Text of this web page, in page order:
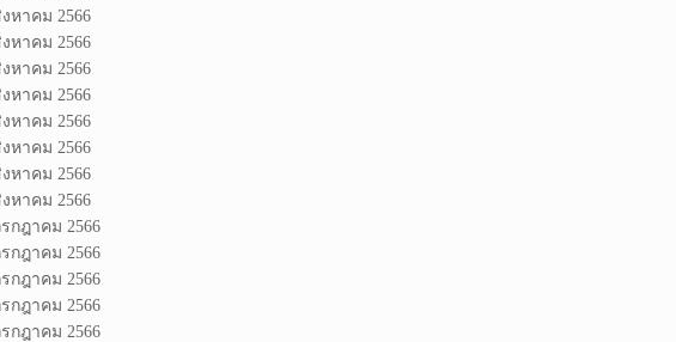
หาคม 2566
หาคม 2566
หาคม 2566
หาคม 2566
หาคม 2566
หาคม 2566
หาคม 2566
หาคม 2566
กฎาคม 2566
กฎาคม 2566
กฎาคม 2566
กฎาคม 2566
กฎาคม 2566